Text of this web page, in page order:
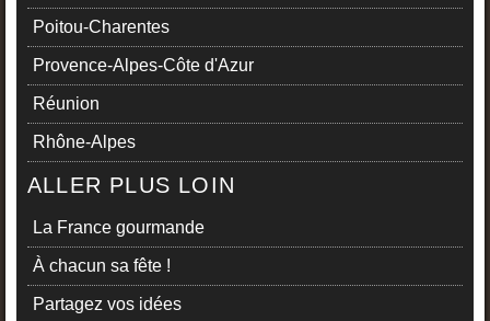
Poitou-Charentes
Provence-Alpes-Côte d'Azur
Réunion
Rhône-Alpes
ALLER PLUS LOIN
La France gourmande
À chacun sa fête !
Partagez vos idées